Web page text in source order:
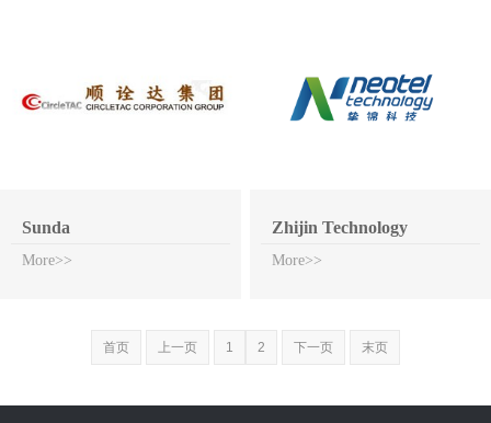
Sunda
More>>
Zhijin Technology
More>>
首页 上一页 1 2 下一页 末页